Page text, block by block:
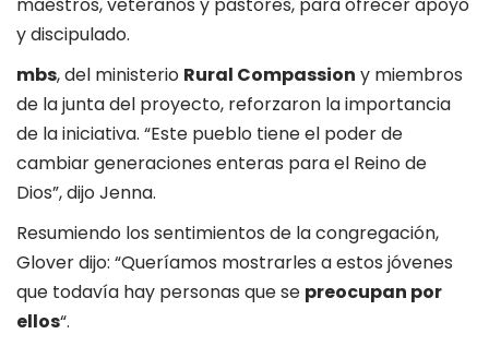
y discipulado.
mbs, del ministerio Rural Compassion y miembros
de la junta del proyecto, reforzaron la importancia
de la iniciativa. “Este pueblo tiene el poder de
cambiar generaciones enteras para el Reino de
Dios”, dijo Jenna.
Resumiendo los sentimientos de la congregación,
Glover dijo: “Queríamos mostrarles a estos jóvenes
que todavía hay personas que se preocupan por
ellos“.